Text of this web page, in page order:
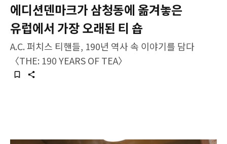
에디션덴마크가 삼청동에 옮겨놓은
유럽에서 가장 오래된 티 숍
A.C. 퍼치스 티핸들, 190년 역사 속 이야기를 담다
〈THE: 190 YEARS OF TEA〉